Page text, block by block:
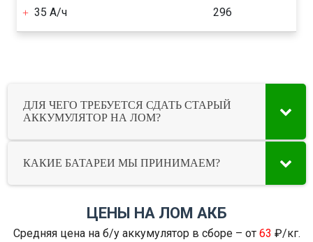
35 А/ч 296
ДЛЯ ЧЕГО ТРЕБУЕТСЯ СДАТЬ СТАРЫЙ
АККУМУЛЯТОР НА ЛОМ?
КАКИЕ БАТАРЕИ МЫ ПРИНИМАЕМ?
ЦЕНЫ НА ЛОМ АКБ
Средняя цена на б/у аккумулятор в сборе – от 63 ₽/кг.